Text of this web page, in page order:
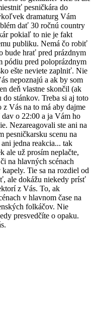
pesničkára do
dramaturg Vám
dať 30 ročnú country
pokiaľ to nie je fakt
publiku. Nemá čo robiť
bude hrať pred prázdnym
pódiu pred poloprázdnym
ešte neviete zaplniť. Nie
nepoznajú a ak by som
deň vlastne skončil (ak
stánkov. Treba si aj toto
Vás na to má aby dajme
o 22:00 a ja Vám ho
Nezareagovali ste ani na
pesničkarsku scenu na
jedna reakcia... tak
ale už prosím neplačte,
na hlavných scénach
Tie sa na rozdiel od
ale dokážu niekedy prísť
z Vás. To, ak
v hlavnom čase na
folkáčov. Nie
presvedčíte o opaku.